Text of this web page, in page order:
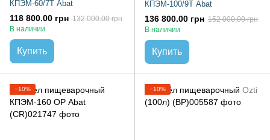
КПЭМ-60/7Т Abat
118 800.00 грн 132 000.00 грн
В наличии
Купить
КПЭМ-100/9Т Abat
136 800.00 грн 152 000.00 грн
В наличии
Купить
−10% −10%